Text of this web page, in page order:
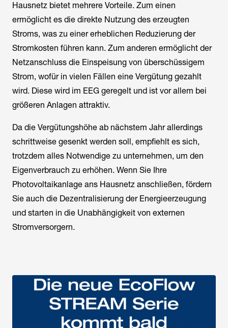
Hausnetz bietet mehrere Vorteile. Zum einen
ermöglicht es die direkte Nutzung des erzeugten
Stroms, was zu einer erheblichen Reduzierung der
Stromkosten führen kann. Zum anderen ermöglicht der
Netzanschluss die Einspeisung von überschüssigem
Strom, wofür in vielen Fällen eine Vergütung gezahlt
wird. Diese wird im EEG geregelt und ist vor allem bei
größeren Anlagen attraktiv.
Da die Vergütungshöhe ab nächstem Jahr allerdings
schrittweise gesenkt werden soll, empfiehlt es sich,
trotzdem alles Notwendige zu unternehmen, um den
Eigenverbrauch zu erhöhen. Wenn Sie Ihre
Photovoltaikanlage ans Hausnetz anschließen, fördern
Sie auch die Dezentralisierung der Energieerzeugung
und starten in die Unabhängigkeit von externen
Stromversorgern.